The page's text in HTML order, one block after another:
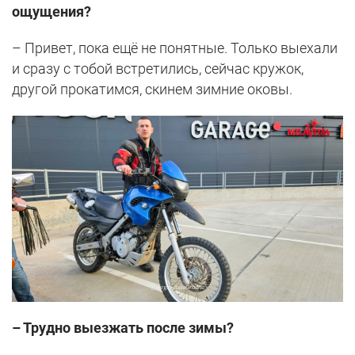
ощущения?
– Привет, пока ещё не понятные. Только выехали
и сразу с тобой встретились, сейчас кружок,
другой прокатимся, скинем зимние оковы.
– Трудно выезжать после зимы?